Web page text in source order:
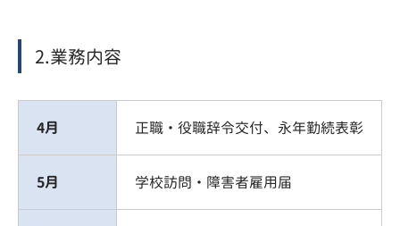
2.業務内容
4月 正職・役職辞令交付、永年勤続表彰
5月 学校訪問・障害者雇用届